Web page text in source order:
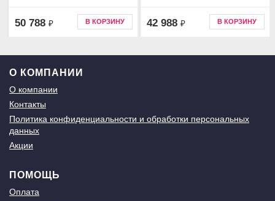
50 788 ₽ В КОРЗИНУ 42 988 ₽ В КОРЗИНУ
О КОМПАНИИ
О компании
Контакты
Политика конфиденциальности и обработки персональных
данных
Акции
ПОМОЩЬ
Оплата